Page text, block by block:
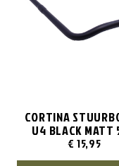
CORTINA
U4 BLACK MATT
€ 15,95